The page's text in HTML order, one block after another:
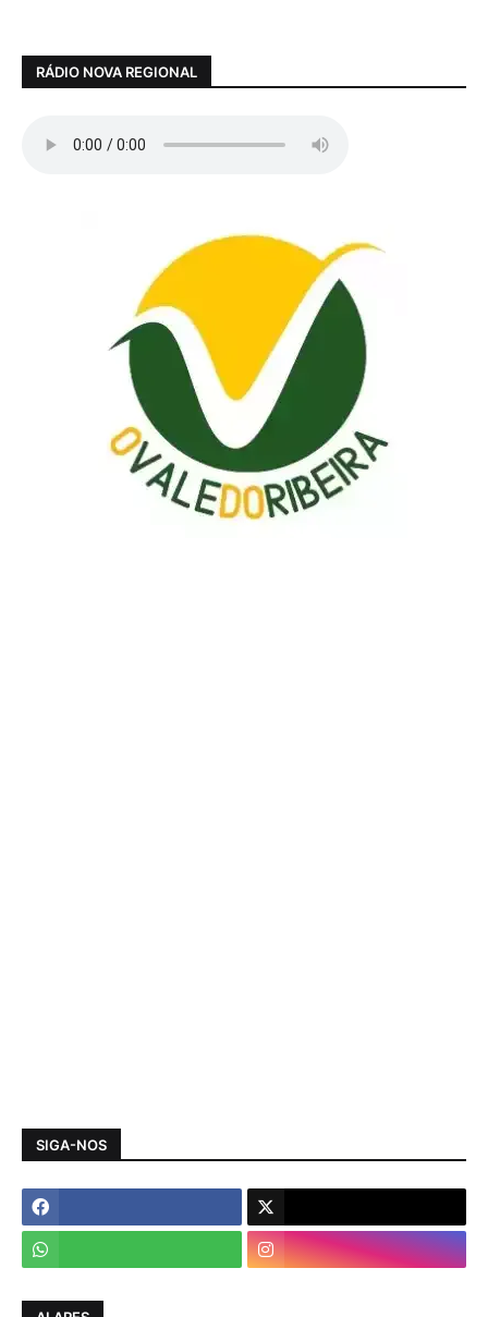
RÁDIO NOVA REGIONAL
SIGA-NOS